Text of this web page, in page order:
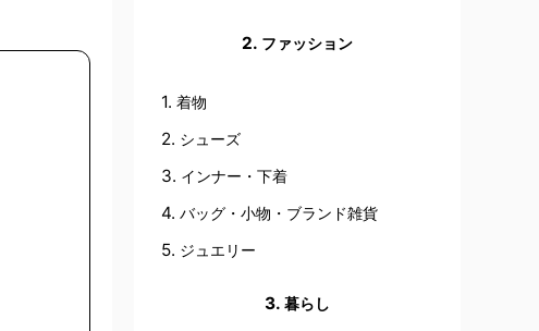
ファッション
着物
シューズ
インナー・下着
バッグ・小物・ブランド雑貨
ジュエリー
暮らし